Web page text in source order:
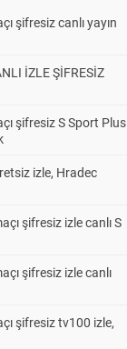
şifresiz canlı yayın
İZLE ŞİFRESİZ
şifresiz S Sport Plus
izle, Hradec
şifresiz izle canlı S
şifresiz izle canlı
şifresiz tv100 izle,